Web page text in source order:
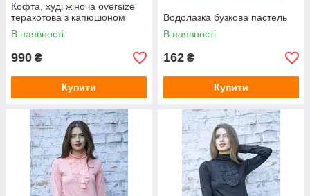
Кофта, худі жіноча oversize
теракотова з капюшоном
В наявності
990 ₴
Купити
Водолазка бузкова пастель
В наявності
162 ₴
Купити